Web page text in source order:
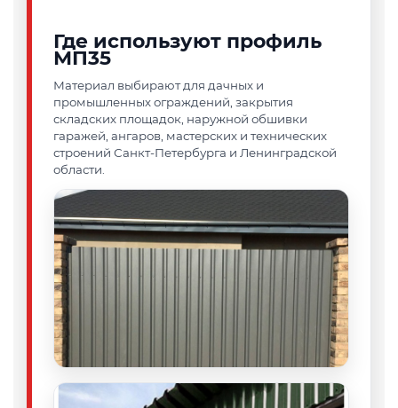
Где используют профиль
МП35
Материал выбирают для дачных и
промышленных ограждений, закрытия
складских площадок, наружной обшивки
гаражей, ангаров, мастерских и технических
строений Санкт-Петербурга и Ленинградской
области.